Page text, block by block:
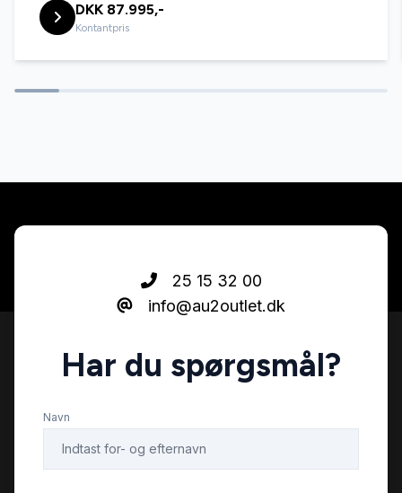
Dual zone klimaanlæg
Elektrisk parkeringsbremse
Fjernbetjent centrallås
Fuldautomatisk klimaanlæg
DKK 87.995,-
Kontantpris
25 15 32 00
info@au2outlet.dk
Har du spørgsmål?
Navn